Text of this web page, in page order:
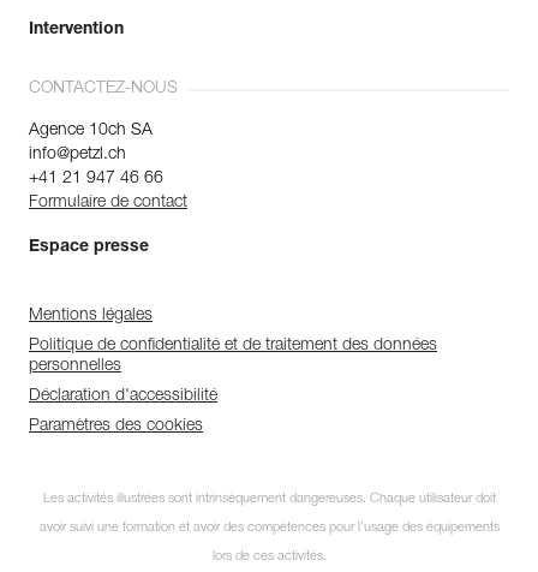
Intervention
CONTACTEZ-NOUS
Agence 10ch SA
info@petzl.ch
+41 21 947 46 66
Formulaire de contact
Espace presse
Mentions légales
Politique de confidentialité et de traitement des données
personnelles
Déclaration d'accessibilité
Paramètres des cookies
Les activités illustrées sont intrinsèquement dangereuses. Chaque utilisateur doit
avoir suivi une formation et avoir des compétences pour l’usage des équipements
lors de ces activités.